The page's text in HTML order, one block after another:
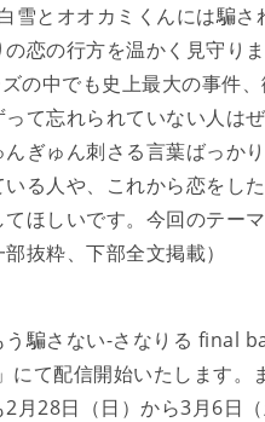
雪とオオカミくんには騙
恋の行方を温かく見守り
の中でも史上最大の事件
て忘れられていない人は
ぎゅん刺さる言葉ばっか
る人や、これから恋をし
ほしいです。今回のテー
抜粋、下部全文掲載）
騙さない-さなりる final
にて配信開始いたします
月28日（日）から3月6日